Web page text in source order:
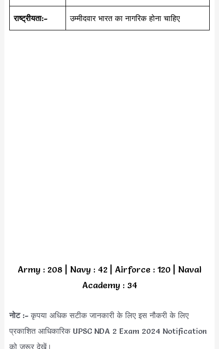
राष्ट्रीयता:- उम्मीदवार भारत का नागरिक होना चाहिए
Army : 208 | Navy : 42 | Airforce : 120 | Naval
Academy : 34
नोट :-कृपया अधिक सटीक जानकारी के लिए इस नौकरी के लिए
प्रकाशित आधिकारिक UPSC NDA 2 Exam 2024 Notification
को जरूर देखें।